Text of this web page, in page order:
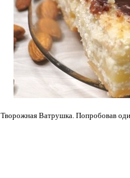
Творожная Ватрушка. Попробовав